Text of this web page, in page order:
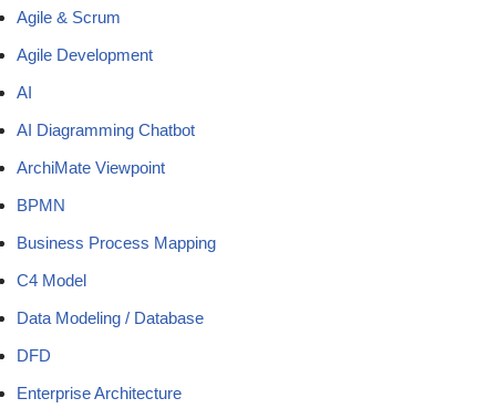
Agile & Scrum
Agile Development
AI
AI Diagramming Chatbot
ArchiMate Viewpoint
BPMN
Business Process Mapping
C4 Model
Data Modeling / Database
DFD
Enterprise Architecture